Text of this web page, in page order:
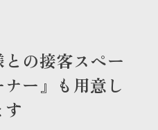
の接客スペー
ー』も用意し